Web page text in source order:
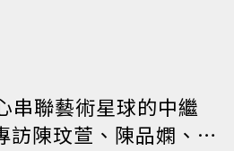
串聯藝術星球的中繼
陳玟萱、陳品嫻、張